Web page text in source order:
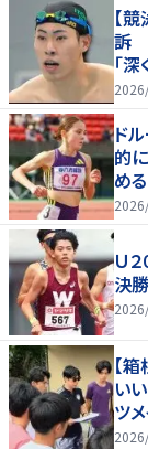
【
訴
「深
ド
的
め
Ｕ
決
【
い
ツ
を